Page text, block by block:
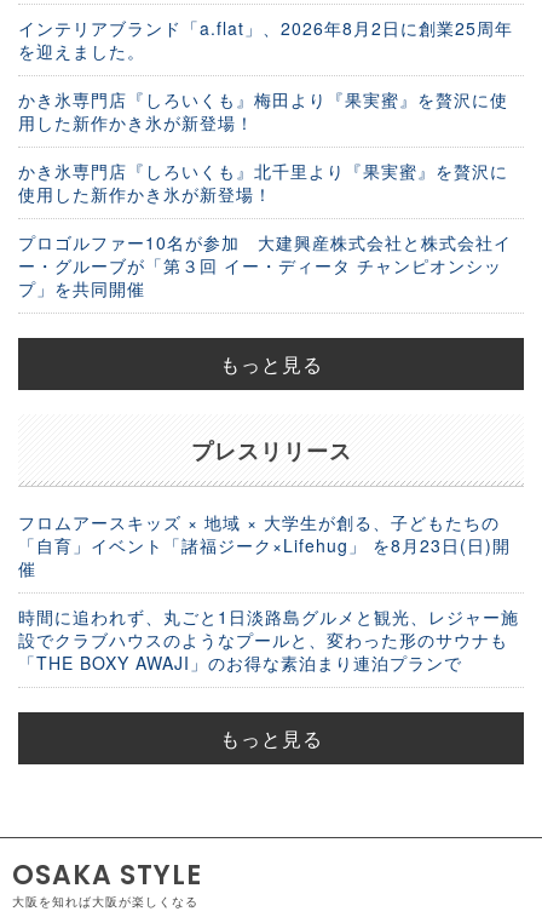
インテリアブランド「a.flat」、2026年8月2日に創業25周年
を迎えました。
かき氷専門店『しろいくも』梅田より『果実蜜』を贅沢に使
用した新作かき氷が新登場！
かき氷専門店『しろいくも』北千里より『果実蜜』を贅沢に
使用した新作かき氷が新登場！
プロゴルファー10名が参加 大建興産株式会社と株式会社イ
ー・グルーブが「第３回 イー・ディータ チャンピオンシッ
プ」を共同開催
もっと見る
プレスリリース
フロムアースキッズ × 地域 × 大学生が創る、子どもたちの
「自育」イベント「諸福ジーク×Lifehug」 を8月23日(日)開
催
時間に追われず、丸ごと1日淡路島グルメと観光、レジャー施
設でクラブハウスのようなプールと、変わった形のサウナも
「THE BOXY AWAJI」のお得な素泊まり連泊プランで
もっと見る
OSAKA STYLE
大阪を知れば大阪が楽しくなる